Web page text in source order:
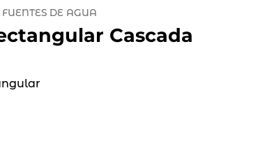
FUENTES DE AGUA
Cascada